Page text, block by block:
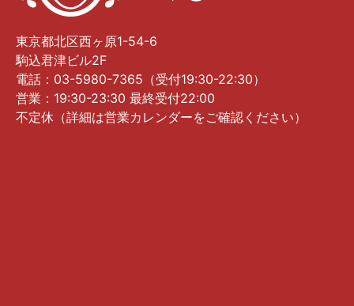
東京都北区西ヶ原1-54-6
駒込君津ビル2F
電話：03-5980-7365（受付19:30-22:30）
営業：19:30-23:30 最終受付22:00
不定休（詳細は営業カレンダーをご確認ください）